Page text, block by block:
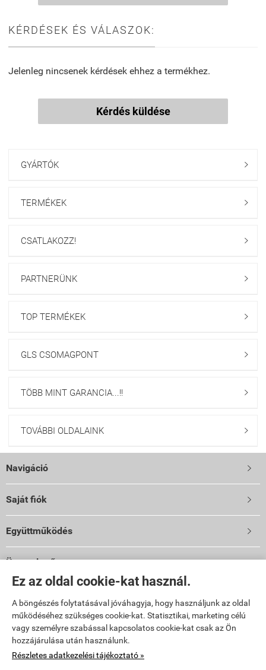
Ez az oldal cookie-kat használ.
A böngészés folytatásával jóváhagyja, hogy használjunk az oldal
működéséhez szükséges cookie-kat. Statisztikai, marketing célú
vagy személyre szabással kapcsolatos cookie-kat csak az Ön
hozzájárulása után használunk.
Részletes adatkezelési tájékoztató »
KÉRDÉSEK ÉS VÁLASZOK:
Jelenleg nincsenek kérdések ehhez a termékhez.
Kérdés küldése
GYÁRTÓK 
TERMÉKEK 
CSATLAKOZZ! 
PARTNERÜNK 
TOP TERMÉKEK 
GLS CSOMAGPONT 
TÖBB MINT GARANCIA...!! 
TOVÁBBI OLDALAINK 
Navigáció 
Saját fiók 
Együttműködés 
Üzemeltető
Vibi Kft.
9024 Győr, Malomszéki u. 3-5.
TELEFON: 06 96 444 600
E-mail: info@vibi.hu